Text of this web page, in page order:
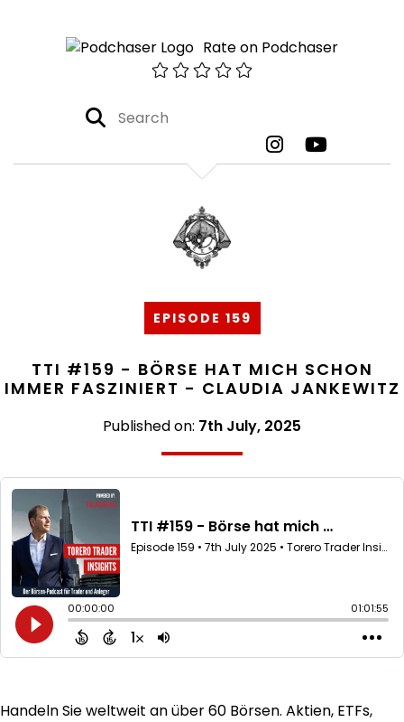
Rate on Podchaser
EPISODE 159
TTI #159 - BÖRSE HAT MICH SCHON
IMMER FASZINIERT - CLAUDIA JANKEWITZ
Published on: 7th July, 2025
Handeln Sie weltweit an über 60 Börsen. Aktien, ETFs,